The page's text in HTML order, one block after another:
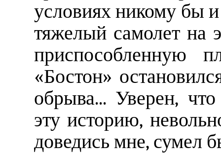
условиях никому бы
тяжелый самолет на
приспособленную
«Бостон»
обрыва... Уверен,
эту историю,
доведись мне, сумел